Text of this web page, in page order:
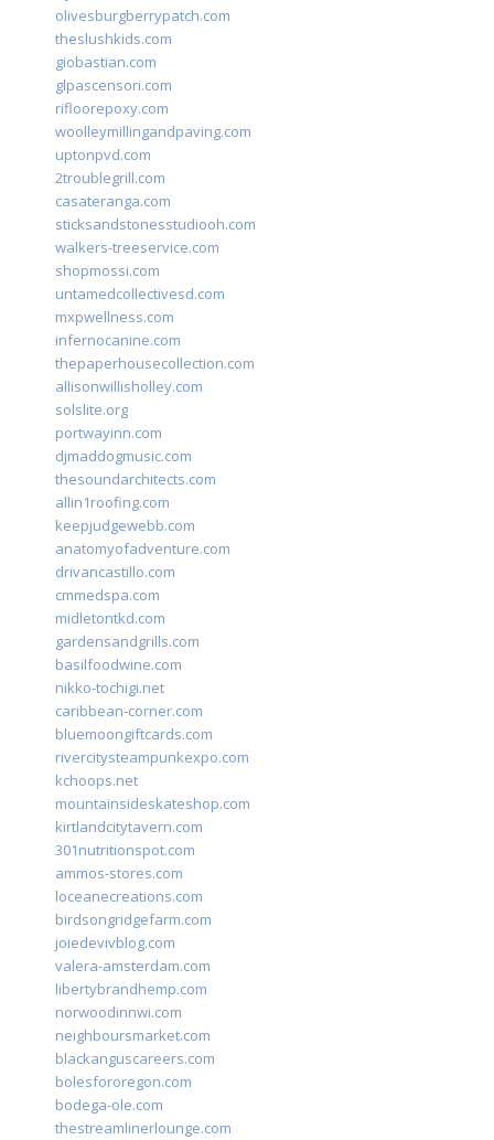
olivesburgberrypatch.com
theslushkids.com
giobastian.com
glpascensori.com
rifloorepoxy.com
woolleymillingandpaving.com
uptonpvd.com
2troublegrill.com
casateranga.com
sticksandstonesstudiooh.com
walkers-treeservice.com
shopmossi.com
untamedcollectivesd.com
mxpwellness.com
infernocanine.com
thepaperhousecollection.com
allisonwillisholley.com
solslite.org
portwayinn.com
djmaddogmusic.com
thesoundarchitects.com
allin1roofing.com
keepjudgewebb.com
anatomyofadventure.com
drivancastillo.com
cmmedspa.com
midletontkd.com
gardensandgrills.com
basilfoodwine.com
nikko-tochigi.net
caribbean-corner.com
bluemoongiftcards.com
rivercitysteampunkexpo.com
kchoops.net
mountainsideskateshop.com
kirtlandcitytavern.com
301nutritionspot.com
ammos-stores.com
loceanecreations.com
birdsongridgefarm.com
joiedevivblog.com
valera-amsterdam.com
libertybrandhemp.com
norwoodinnwi.com
neighboursmarket.com
blackanguscareers.com
bolesfororegon.com
bodega-ole.com
thestreamlinerlounge.com